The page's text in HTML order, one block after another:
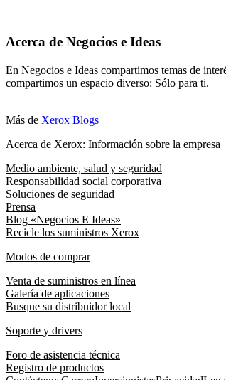
Acerca de Negocios e Ideas
En Negocios e Ideas compartimos temas de
compartimos un espacio diverso: Sólo para ti.
Más de Xerox Blogs
Acerca de Xerox: Información sobre la empresa
Medio ambiente, salud y seguridad
Responsabilidad social corporativa
Soluciones de seguridad
Prensa
Blog «Negocios E Ideas»
Recicle los suministros Xerox
Modos de comprar
Venta de suministros en línea
Galería de aplicaciones
Busque su distribuidor local
Soporte y drivers
Foro de asistencia técnica
Registro de productos